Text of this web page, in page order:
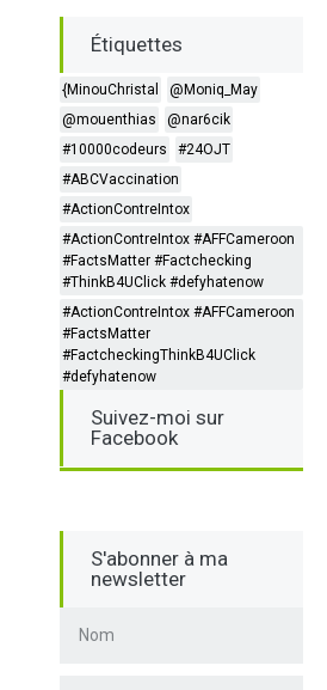
Étiquettes
{MinouChristal
@Moniq_May
@mouenthias
@nar6cik
#10000codeurs
#24OJT
#ABCVaccination
#ActionContreIntox
#ActionContreIntox #AFFCameroon
#FactsMatter #Factchecking
#ThinkB4UClick #defyhatenow
#ActionContreIntox #AFFCameroon
#FactsMatter
#FactcheckingThinkB4UClick
#defyhatenow
Suivez-moi sur
Facebook
S'abonner à ma
newsletter